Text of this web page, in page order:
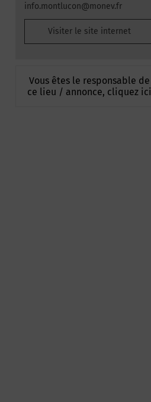
info.montlucon@monev.fr
Visiter le site internet
Vous êtes le responsable de
ce lieu / annonce, cliquez ici